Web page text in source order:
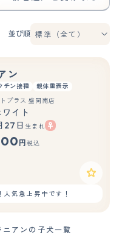
並び順
ン
チン接種 親体重表示
プラス 盛岡南店
イト
27日 生まれ
円 税込
人気急上昇中です！
アンの子犬一覧